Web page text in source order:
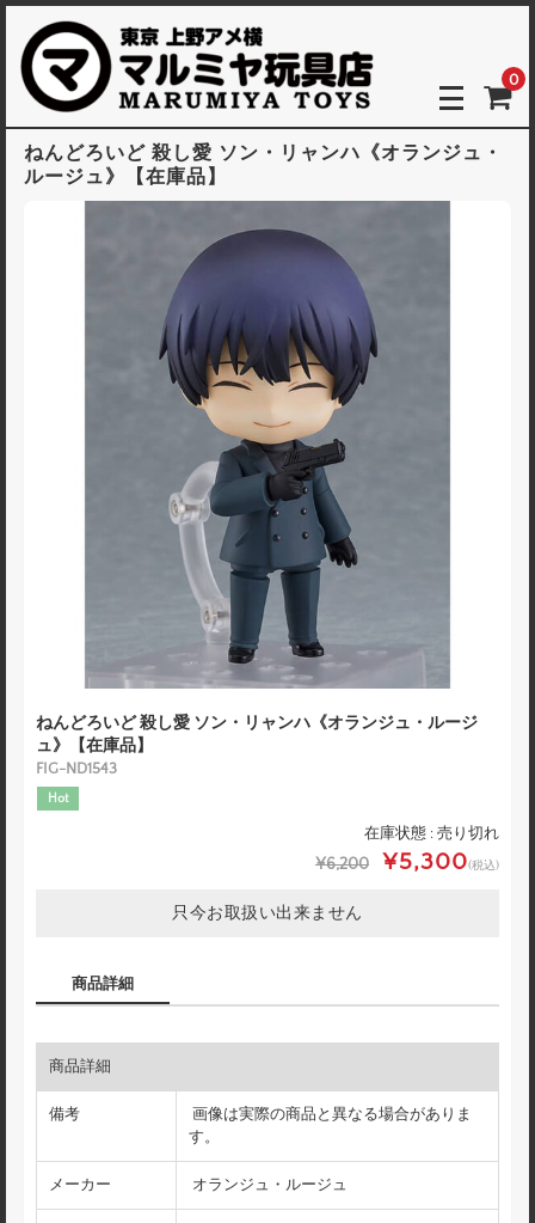
0
ねんどろいど 殺し愛 ソン・リャンハ《オランジュ・
ルージュ》【在庫品】
ねんどろいど 殺し愛 ソン・リャンハ《オランジュ・ルージ
ュ》【在庫品】
FIG-ND1543
Hot
在庫状態 : 売り切れ
¥6,200 ¥5,300(税込)
只今お取扱い出来ません
商品詳細
商品詳細
備考
画像は実際の商品と異なる場合がありま
す。
メーカー オランジュ・ルージュ